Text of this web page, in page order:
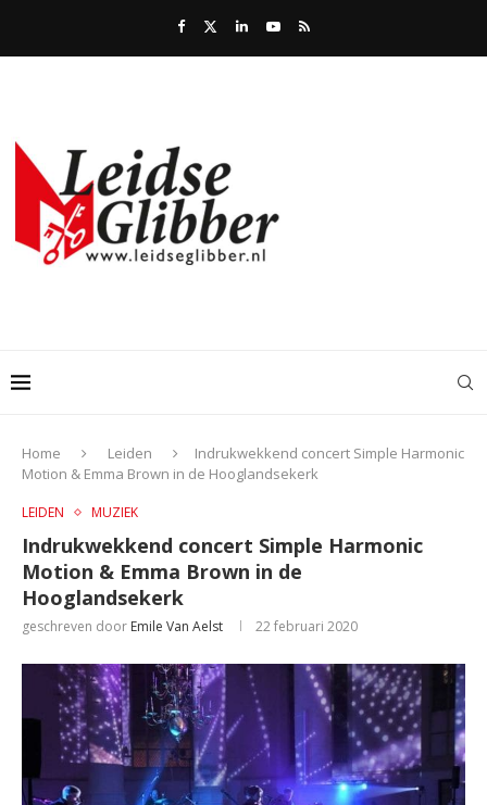
Home Leiden
Indrukwekkend concert Simple Harmonic
Motion & Emma Brown in de Hooglandsekerk
LEIDEN MUZIEK
Indrukwekkend concert Simple Harmonic
Motion & Emma Brown in de
Hooglandsekerk
geschreven door Emile Van Aelst 22 februari 2020